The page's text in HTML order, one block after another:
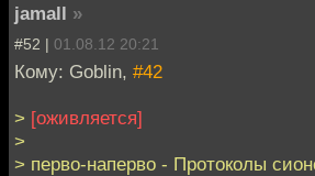
jamall »
#52 | 01.08.12 20:21
Кому: Goblin, #42
> [оживляется]
>
> перво-наперво - Протоколы